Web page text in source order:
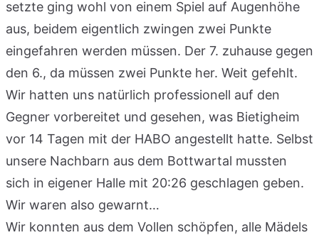
setzte ging wohl von einem Spiel auf Augenhöhe
aus, beidem eigentlich zwingen zwei Punkte
eingefahren werden müssen. Der 7. zuhause gegen
den 6., da müssen zwei Punkte her. Weit gefehlt.
Wir hatten uns natürlich professionell auf den
Gegner vorbereitet und gesehen, was Bietigheim
vor 14 Tagen mit der HABO angestellt hatte. Selbst
unsere Nachbarn aus dem Bottwartal mussten
sich in eigener Halle mit 20:26 geschlagen geben.
Wir waren also gewarnt…
Wir konnten aus dem Vollen schöpfen, alle Mädels